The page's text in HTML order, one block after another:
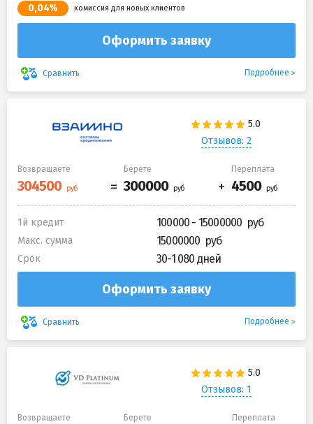
0,04% комиссия для новых клиентов
Оформить заявку
Сравнить Подробнее
Отзывов: 2
Возвращаете Берете Переплата
1й кредит 100000 - 15000000
Макс. сумма 15000000
Срок 30-1 080 дней
Оформить заявку
Сравнить Подробнее
Отзывов: 1
Возвращаете Берете Переплата